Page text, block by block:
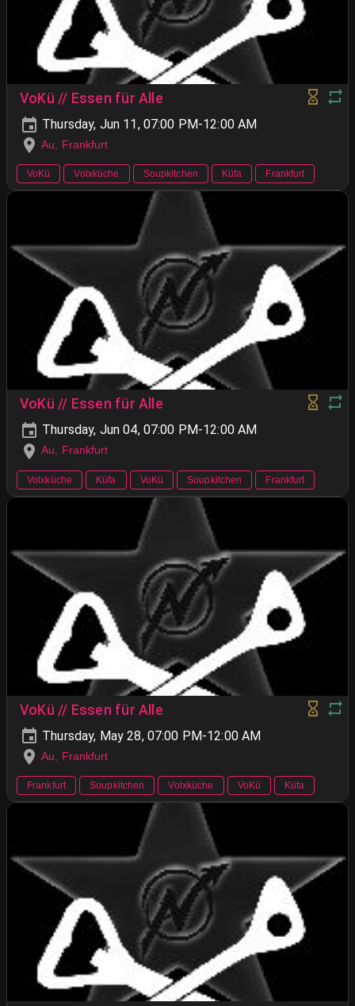
VoKü // Essen für Alle
Thursday, Jun 11, 07:00 PM-12:00 AM
Au, Frankfurt
VoKü Volxküche Soupkitchen Küfa Frankfurt
VoKü // Essen für Alle
Thursday, Jun 04, 07:00 PM-12:00 AM
Au, Frankfurt
Volxküche Küfa VoKü Soupkitchen Frankfurt
VoKü // Essen für Alle
Thursday, May 28, 07:00 PM-12:00 AM
Au, Frankfurt
Frankfurt Soupkitchen Volxküche VoKü Küfa